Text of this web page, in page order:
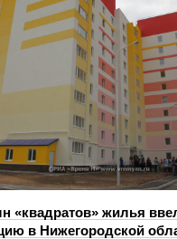
«квадратов» жилья
в Нижегородской